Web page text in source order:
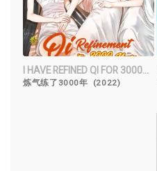
I HAVE REFINED QI FOR 3000
YEARS!
炼气练了3000年 (2022)